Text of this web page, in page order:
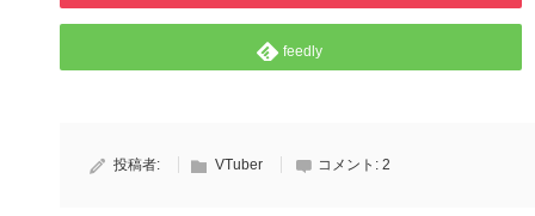
feedly
投稿者: VTuber コメント: 2